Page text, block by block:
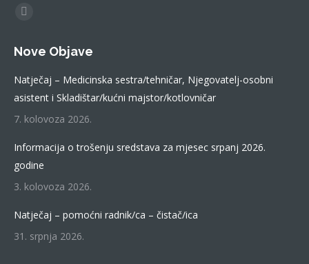
Find us on:
Facebook
opens
Nove Objave
Natječaj – Medicinska sestra/tehničar, Njegovatelj-osobni
asistent i Skladištar/kućni majstor/kotlovničar
7. kolovoza 2026.
Informacija o trošenju sredstava za mjesec srpanj 2026.
godine
3. kolovoza 2026.
Natječaj – pomoćni radnik/ca – čistač/ica
31. srpnja 2026.